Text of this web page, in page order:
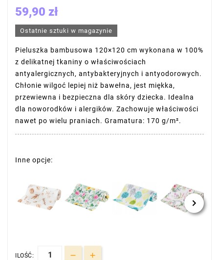
59,90 zł
Ostatnie sztuki w magazynie
Pieluszka bambusowa 120×120 cm wykonana w 100%
z delikatnej tkaniny o właściwościach
antyalergicznych, antybakteryjnych i antyodorowych.
Chłonie wilgoć lepiej niż bawełna, jest miękka,
przewiewna i bezpieczna dla skóry dziecka. Idealna
dla noworodków i alergików. Zachowuje właściwości
nawet po wielu praniach. Gramatura: 170 g/m².
Inne opcje:
ILOŚĆ: